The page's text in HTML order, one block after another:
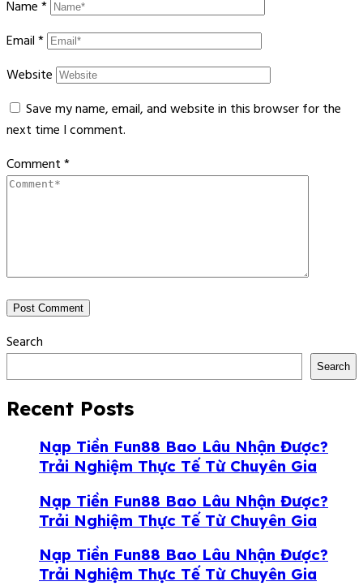
Name*
Email*
Website
Save my name, email, and website in this browser for the
next time I comment.
Comment*
Search
Search
Recent Posts
Nạp Tiền Fun88 Bao Lâu Nhận Được?
Trải Nghiệm Thực Tế Từ Chuyên Gia
Nạp Tiền Fun88 Bao Lâu Nhận Được?
Trải Nghiệm Thực Tế Từ Chuyên Gia
Nạp Tiền Fun88 Bao Lâu Nhận Được?
Trải Nghiệm Thực Tế Từ Chuyên Gia